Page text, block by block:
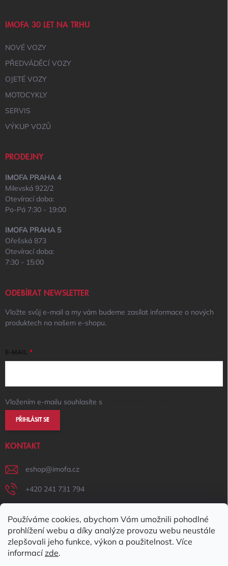
Používáme cookies, abychom Vám umožnili pohodlné
prohlížení webu a díky analýze provozu webu neustále
zlepšovali jeho funkce, výkon a použitelnost. Více
informacízde.
IMOFA 30 LET NA TRHU
NOVÉ VOZY
PŘEDVÁDĚCÍ VOZY
OJETÉ VOZY
MOTOCYKLY
SERVIS
VÝKUP VOZŮ
PRODEJNY
IMOFA PRAHA 4
Milevská 922/2
Otevírací doba:
Po-Pá 7:30 - 19:00
IMOFA PRAHA 5
Ořešská 873
Otevírací doba:
7:30 - 15:00
ODEBÍRAT NEWSLETTER
Vložte svůj e-mail a my vám budeme zasílat informace o nových
produktech na našem e-shopu.
E-MAIL
Vložením e-mailu souhlasíte s
PŘIHLÁSIT SE
KONTAKT
eshop@imofa.cz
+420 241 731 794
IMOFA Facebook
imofa_s.r.o